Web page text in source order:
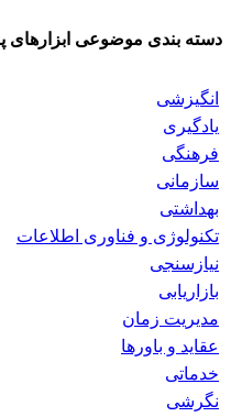
دسته بندی موضوعی ابزارهای
انگیزشی
یادگیری
فرهنگی
سازمانی
بهداشتی
تکنولوژی و فناوری اطلاعات
نیازسنجی
بازاریابی
مدیریت زمان
عقاید و باورها
خدماتی
نگرشی